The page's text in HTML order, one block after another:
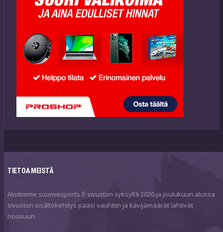
TIETOA MEISTÄ
Aloitimme suomiesports.fi sivuston syksyllä 2020 ja joulukuun alussa
sivuston sisältökehitys pääsi vauhtiin ja kävijämäärät lähtivät
nousuun.